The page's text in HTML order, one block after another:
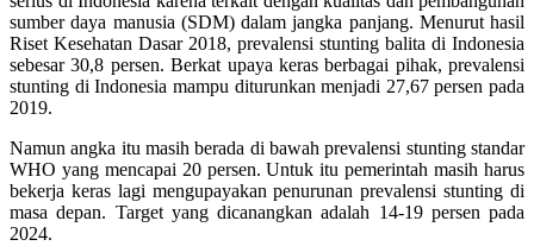
sumber daya manusia (SDM) dalam jangka panjang. Menurut hasil
Riset Kesehatan Dasar 2018, prevalensi stunting balita di Indonesia
sebesar 30,8 persen. Berkat upaya keras berbagai pihak, prevalensi
stunting di Indonesia mampu diturunkan menjadi 27,67 persen pada
2019.
Namun angka itu masih berada di bawah prevalensi stunting standar
WHO yang mencapai 20 persen. Untuk itu pemerintah masih harus
bekerja keras lagi mengupayakan penurunan prevalensi stunting di
masa depan. Target yang dicanangkan adalah 14-19 persen pada
2024.